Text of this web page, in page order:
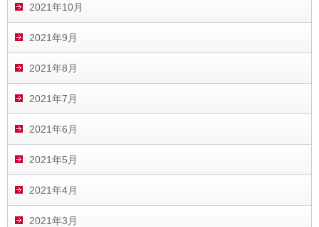
2021年10月
2021年9月
2021年8月
2021年7月
2021年6月
2021年5月
2021年4月
2021年3月